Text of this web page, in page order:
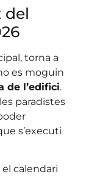
del
torna a
es moguin
de l’edifici.
paradistes
s’executi
el calendari